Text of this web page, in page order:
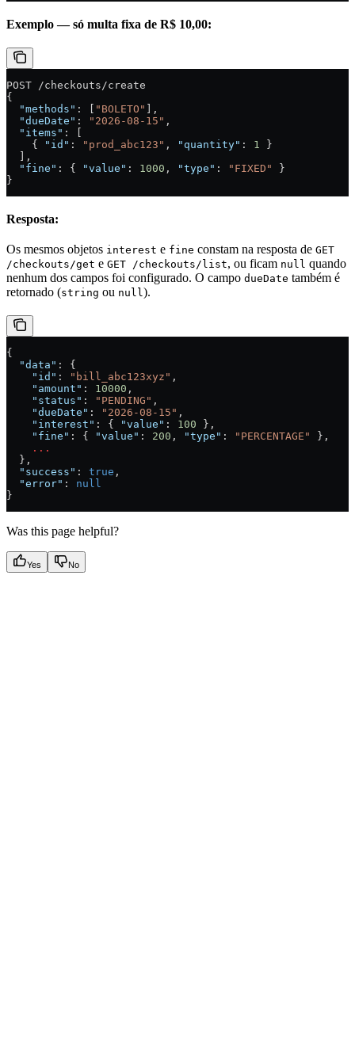
Exemplo — só multa fixa de R$ 10,00:
POST /checkouts/create
{
  "methods"
: [ "BOLETO"
],
  "dueDate"
: "2026-08-15" ,
  "items"
: [
    {
"id" : "prod_abc123" , "quantity" : 1
}
  ],
  "fine"
: { "value" : 1000 , "type" : "FIXED"
}
}
Resposta:
Os mesmos objetos interest e fine constam na resposta de GET
/checkouts/get e GET /checkouts/list, ou ficam null quando
nenhum dos campos foi configurado. O campo dueDate também é
retornado (string ou null ).
{
  "data"
: {
    "id"
: "bill_abc123xyz" ,
    "amount"
: 10000 ,
    "status"
: "PENDING" ,
    "dueDate"
: "2026-08-15" ,
    "interest"
: { "value" : 100 },
    "fine"
: { "value" : 200 , "type" : "PERCENTAGE"
},
    ...
  },
  "success"
: true ,
  "error"
: null
}
Was this page helpful?
Yes No